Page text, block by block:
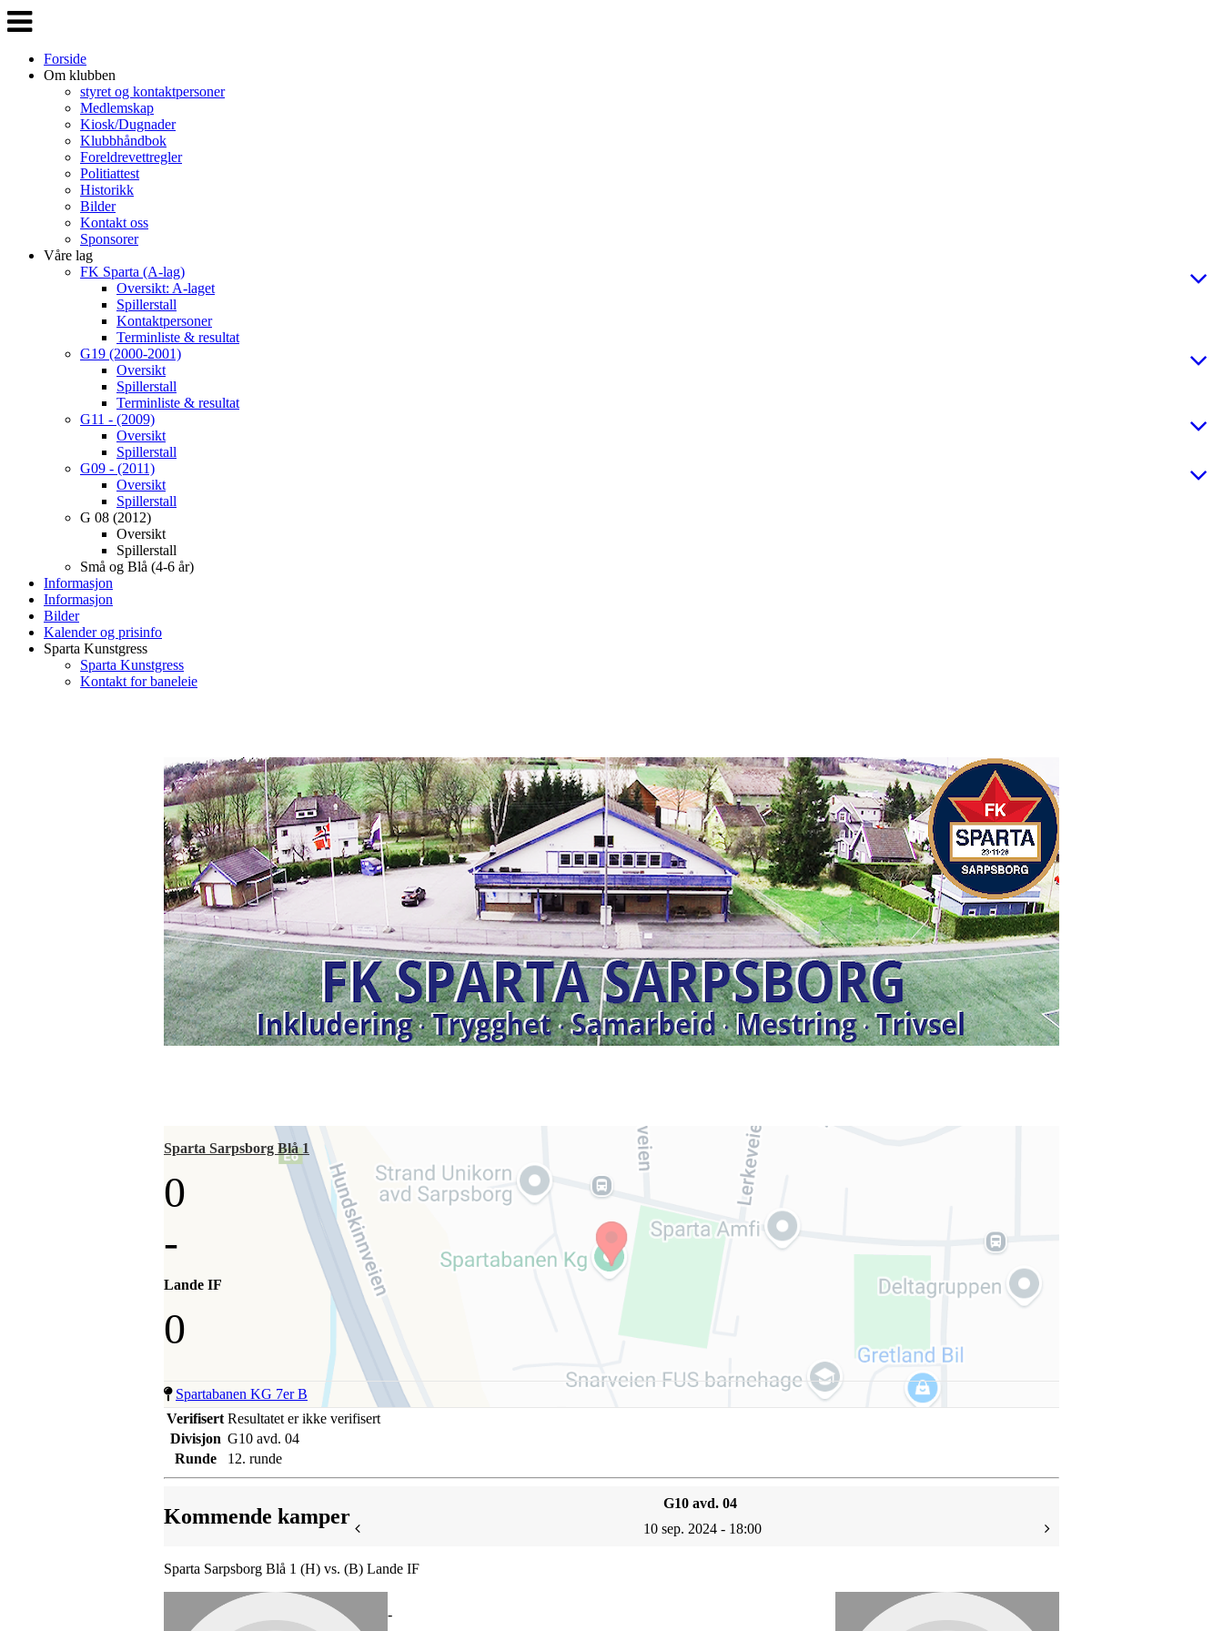
Veksle
navigasjon
Forside
Om klubben
styret og kontaktpersoner
Medlemskap
Kiosk/Dugnader
Klubbhåndbok
Foreldrevettregler
Politiattest
Historikk
Bilder
Kontakt oss
Sponsorer
Våre lag
FK Sparta (A-lag)
Oversikt: A-laget
Spillerstall
Kontaktpersoner
Terminliste & resultat
G19 (2000-2001)
Oversikt
Spillerstall
Terminliste & resultat
G11 - (2009)
Oversikt
Spillerstall
G09 - (2011)
Oversikt
Spillerstall
G 08 (2012)
Oversikt
Spillerstall
Små og Blå (4-6 år)
Informasjon
Informasjon
Bilder
Kalender og prisinfo
Sparta Kunstgress
Sparta Kunstgress
Kontakt for baneleie
Sparta Sarpsborg Blå 1
0
-
Lande IF
0
Spartabanen KG 7er B
Verifisert Resultatet er ikke verifisert
Divisjon G10 avd. 04
Runde
12. runde
Kommende kamper
G10 avd. 04
10 sep. 2024 - 18:00
Sparta Sarpsborg Blå 1 (H) vs. (B) Lande IF
-